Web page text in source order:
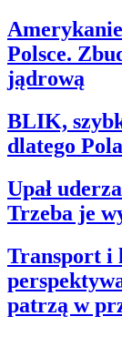
Polsce.
jądrową
BLIK,
dlatego
Upał
Trzeba je
Transport i
patrzą w